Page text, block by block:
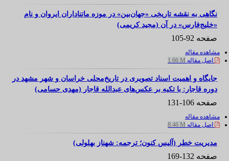
نگاهی به نقشه تاریخی «جهان‌بین» در موزه ماتناداران ایروان و نام
«خلیج‌فارس» در آن (مجید کریمی)
صفحه 92-105
مشاهده مقاله
اصل مقاله 1.66 M
جایگاه و اهمیت اسناد تصویری در تاریخ‌محلی خراسان و شهر مشهد در
دوره قاجار: با تکیه بر عکس‌های عبدالله قاجار (مهدی حسامی)
صفحه 106-131
مشاهده مقاله
اصل مقاله 8.46 M
مدیریت خطر (آلیس کنون؛ ترجمه: شهناز بهلولی)
صفحه 132-169